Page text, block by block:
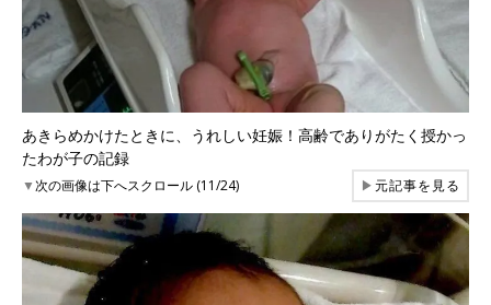
あきらめかけたときに、うれしい妊娠！高齢でありがたく授かっ
たわが子の記録
▼次の画像は下へスクロール (11/24) ▶元記事を見る